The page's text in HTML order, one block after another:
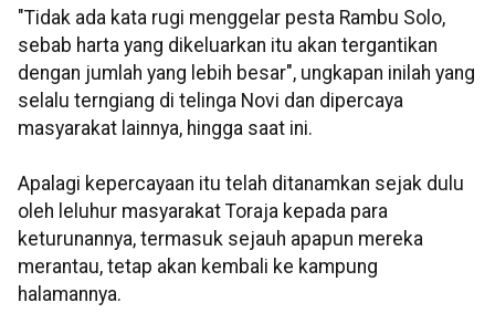
"Tidak ada kata rugi menggelar pesta Rambu Solo,
sebab harta yang dikeluarkan itu akan tergantikan
dengan jumlah yang lebih besar", ungkapan inilah yang
selalu terngiang di telinga Novi dan dipercaya
masyarakat lainnya, hingga saat ini.
Apalagi kepercayaan itu telah ditanamkan sejak dulu
oleh leluhur masyarakat Toraja kepada para
keturunannya, termasuk sejauh apapun mereka
merantau, tetap akan kembali ke kampung
halamannya.